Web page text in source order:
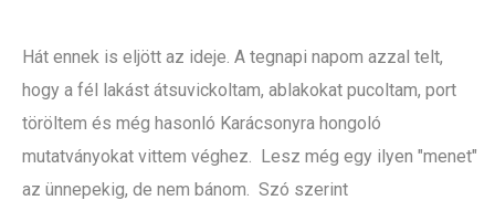
Hát ennek is eljött az ideje. A tegnapi napom azzal telt,
hogy a fél lakást átsuvickoltam, ablakokat pucoltam, port
töröltem és még hasonló Karácsonyra hongoló
mutatványokat vittem véghez. Lesz még egy ilyen "menet"
az ünnepekig, de nem bánom. Szó szerint